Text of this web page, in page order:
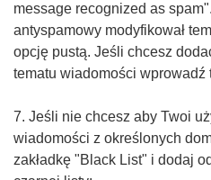
message recognized as
antyspamowy modyfikował
opcję pustą. Jeśli chcesz
tematu wiadomości wprowadź
7. Jeśli nie chcesz aby Twoi
wiadomości z określonych
zakładkę "Black List" i dodaj